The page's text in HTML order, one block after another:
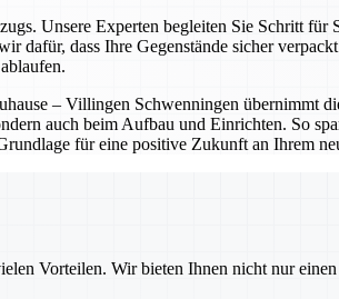
Unsere Experten begleiten Sie Schritt
dafür, dass Ihre Gegenstände sicher
– Villingen Schwenningen übernimmt
auch beim Aufbau und Einrichten. So
für eine positive Zukunft an Ihrem
Vorteilen. Wir bieten Ihnen nicht nur